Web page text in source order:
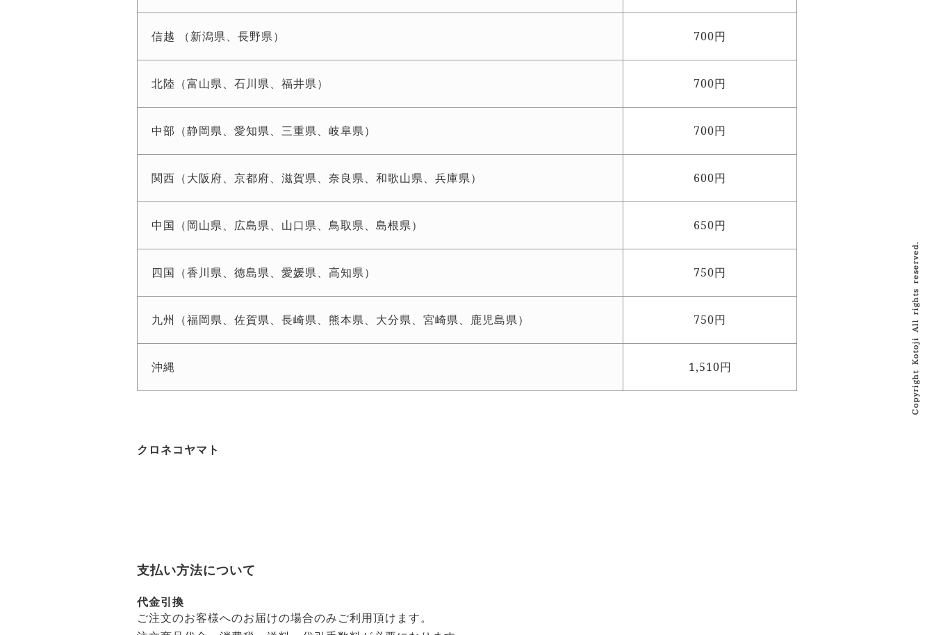
信越 （新潟県、長野県） 700円
北陸（富山県、石川県、福井県） 700円
中部（静岡県、愛知県、三重県、岐阜県） 700円
関西（大阪府、京都府、滋賀県、奈良県、和歌山県、兵庫県） 600円
中国（岡山県、広島県、山口県、鳥取県、島根県） 650円
四国（香川県、徳島県、愛媛県、高知県） 750円
九州（福岡県、佐賀県、長崎県、熊本県、大分県、宮崎県、鹿児島県） 750円
沖縄 1,510円
クロネコヤマト
支払い方法について
代金引換
ご注文のお客様へのお届けの場合のみご利用頂けます。